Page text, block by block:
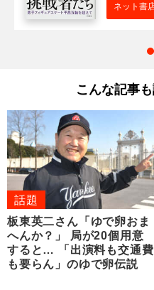
ネット書
こんな記事
話題
板東英二さん「ゆで卵おま
へんか？」 局が20個用意
すると… 「出演料も交通費
も要らん」のゆで卵伝説